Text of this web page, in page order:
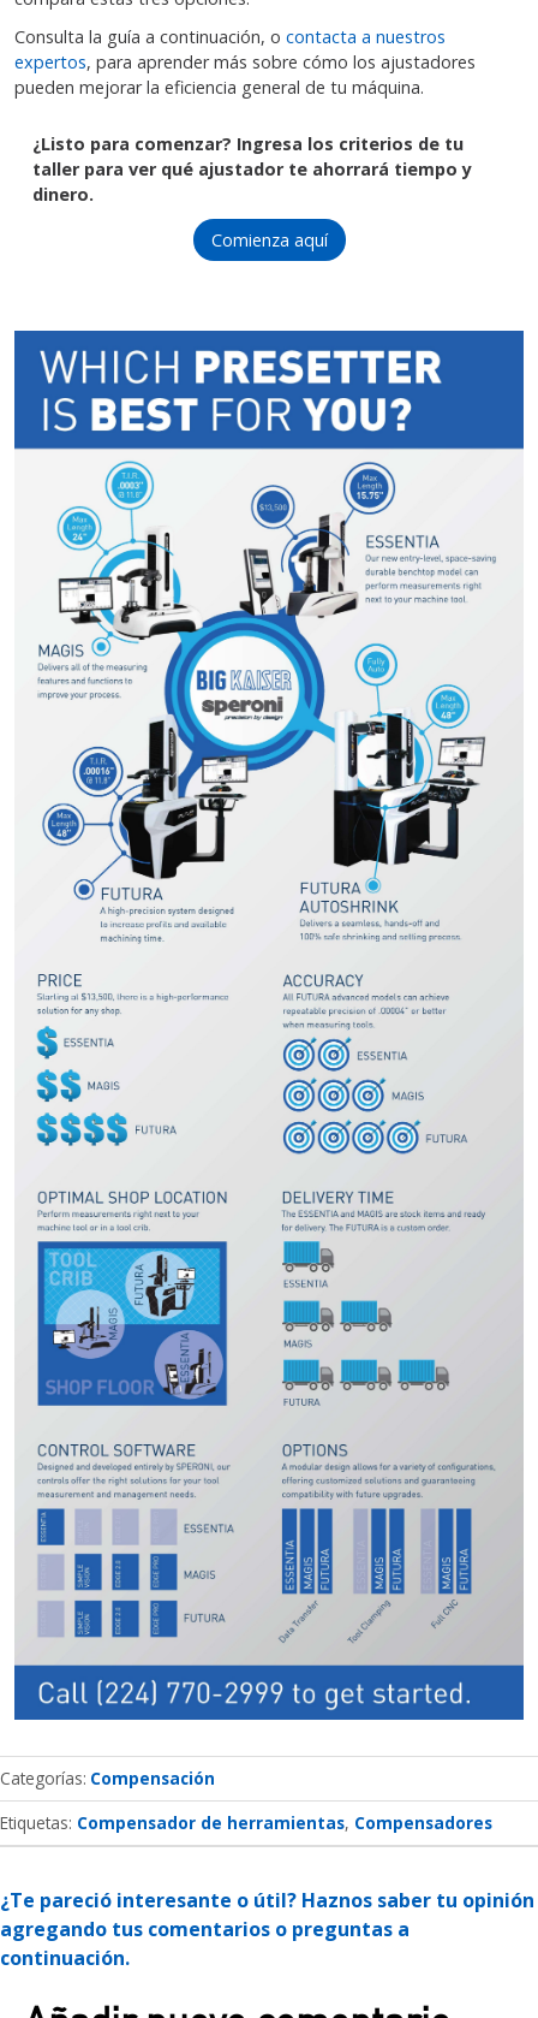
Consulta la guía a continuación, o contacta a nuestros
expertos, para aprender más sobre cómo los ajustadores
pueden mejorar la eficiencia general de tu máquina.
¿Listo para comenzar? Ingresa los criterios de tu
taller para ver qué ajustador te ahorrará tiempo y
dinero.
Comienza aquí
Categorías Compensación
Etiquetas: Compensador de herramientas Compensadores
¿Te pareció interesante o útil? Haznos saber tu opinión
agregando tus comentarios o preguntas a
continuación.